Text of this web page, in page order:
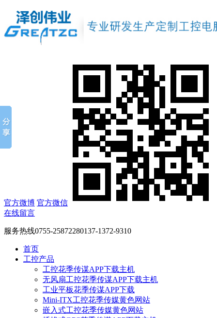
官方微博 官方微信
在线留言
服务热线0755-25872280137-1372-9310
首页
工控产品
工控花季传谋APP下载主机
无风扇工控花季传谋APP下载主机
工业平板花季传谋APP下载
Mini-ITX工控花季传媒黄色网站
嵌入式工控花季传媒黄色网站